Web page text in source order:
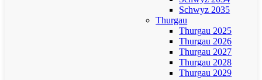
Schwyz 2035
Thurgau
Thurgau 2025
Thurgau 2026
Thurgau 2027
Thurgau 2028
Thurgau 2029